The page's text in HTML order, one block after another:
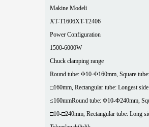
Makine Modeli
XT-T1606XT-T2406
Power Configuration
1500-6000W
Chuck clamping range
Round tube: Φ10-Φ160mm, Square
□160mm, Rectangular tube: Longest side
≤160mmRound tube: Φ10-Φ240mm,
□10-□240mm, Rectangular tube: Long